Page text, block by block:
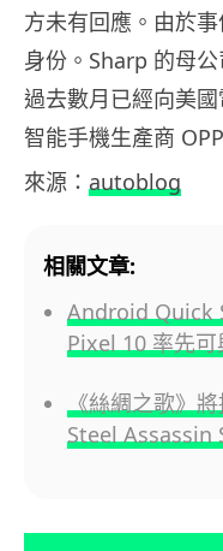
方未有回應。由於
身份。Sharp 的母
過去數月已經向美
智能手機生產商
來源： autoblog
相關文章:
Android Quick
Pixel 10 率先
《絲綢之歌》
Steel Assassin